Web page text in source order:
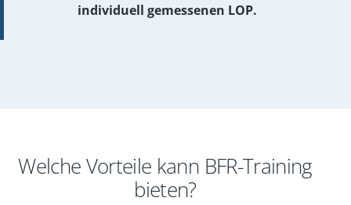
individuell gemessenen LOP.
Welche Vorteile kann BFR-Training
bieten?